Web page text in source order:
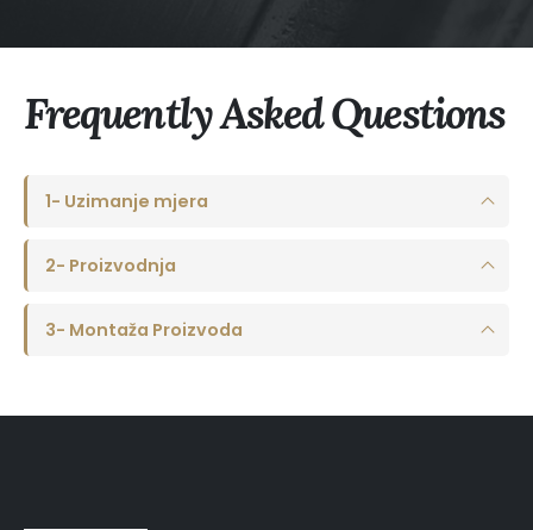
Frequently AskedQuestions
1- Uzimanje mjera
2- Proizvodnja
3- Montaža Proizvoda